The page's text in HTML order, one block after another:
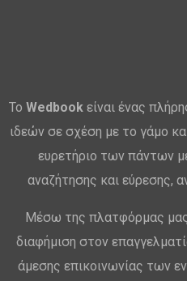
Το Wedbook είναι ένας
ιδεών σε σχέση με το γάμο
ευρετήριο των πάντων
αναζήτησης και εύρεσης,
Μέσω της πλατφόρμας
διαφήμιση στον
άμεσης επικοινωνίας των